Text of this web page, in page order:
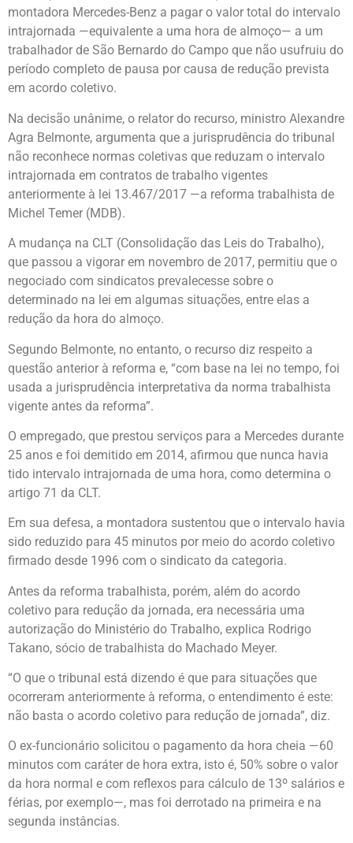
montadora Mercedes-Benz a pagar o valor total do intervalo
intrajornada —equivalente a uma hora de almoço— a um
trabalhador de São Bernardo do Campo que não usufruiu do
período completo de pausa por causa de redução prevista
em acordo coletivo.
Na decisão unânime, o relator do recurso, ministro Alexandre
Agra Belmonte, argumenta que a jurisprudência do tribunal
não reconhece normas coletivas que reduzam o intervalo
intrajornada em contratos de trabalho vigentes
anteriormente à lei 13.467/2017 —a reforma trabalhista de
Michel Temer (MDB).
A mudança na CLT (Consolidação das Leis do Trabalho),
que passou a vigorar em novembro de 2017, permitiu que o
negociado com sindicatos prevalecesse sobre o
determinado na lei em algumas situações, entre elas a
redução da hora do almoço.
Segundo Belmonte, no entanto, o recurso diz respeito a
questão anterior à reforma e, “com base na lei no tempo, foi
usada a jurisprudência interpretativa da norma trabalhista
vigente antes da reforma”.
O empregado, que prestou serviços para a Mercedes durante
25 anos e foi demitido em 2014, afirmou que nunca havia
tido intervalo intrajornada de uma hora, como determina o
artigo 71 da CLT.
Em sua defesa, a montadora sustentou que o intervalo havia
sido reduzido para 45 minutos por meio do acordo coletivo
firmado desde 1996 com o sindicato da categoria.
Antes da reforma trabalhista, porém, além do acordo
coletivo para redução da jornada, era necessária uma
autorização do Ministério do Trabalho, explica Rodrigo
Takano, sócio de trabalhista do Machado Meyer.
“O que o tribunal está dizendo é que para situações que
ocorreram anteriormente à reforma, o entendimento é este:
não basta o acordo coletivo para redução de jornada”, diz.
O ex-funcionário solicitou o pagamento da hora cheia —60
minutos com caráter de hora extra, isto é, 50% sobre o valor
da hora normal e com reflexos para cálculo de 13º salários e
férias, por exemplo—, mas foi derrotado na primeira e na
segunda instâncias.